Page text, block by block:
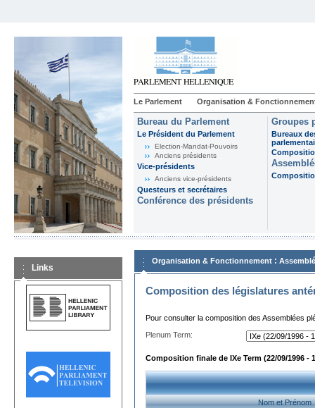
Le Parlement Organisation &
Bureau du Parlement
Le Président du Parlement
Election-Mandat-Pouvoirs
Anciens présidents
Vice-présidents
Anciens vice-présidents
Questeurs et secrétaires
Conférence des présidents
Groupes
Bureaux
Links
Organisation & Fonctionnement :
Composition des législatures
Pour consulter la composition des Assemblées
Plenum Term:
Composition finale de IXe Term (22/09/1996 -
Nom et Prénom